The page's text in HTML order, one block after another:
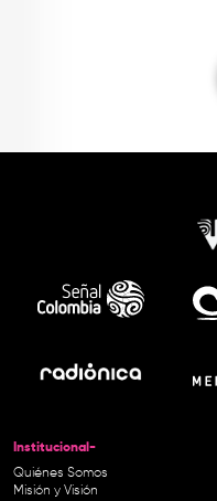
Institucional-
Quiénes Somos
Misión y Visión